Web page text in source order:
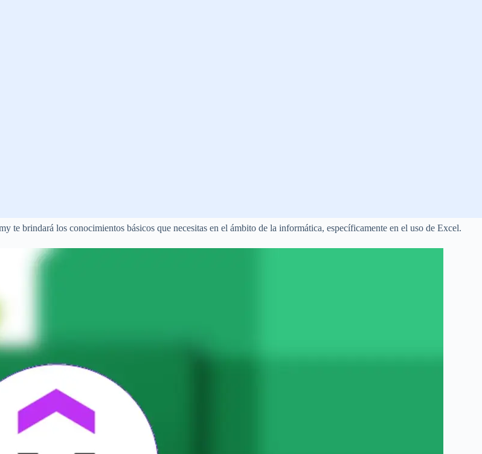
te brindará los conocimientos básicos que necesitas en el ámbito de la informática, específicamente en el uso de Excel.